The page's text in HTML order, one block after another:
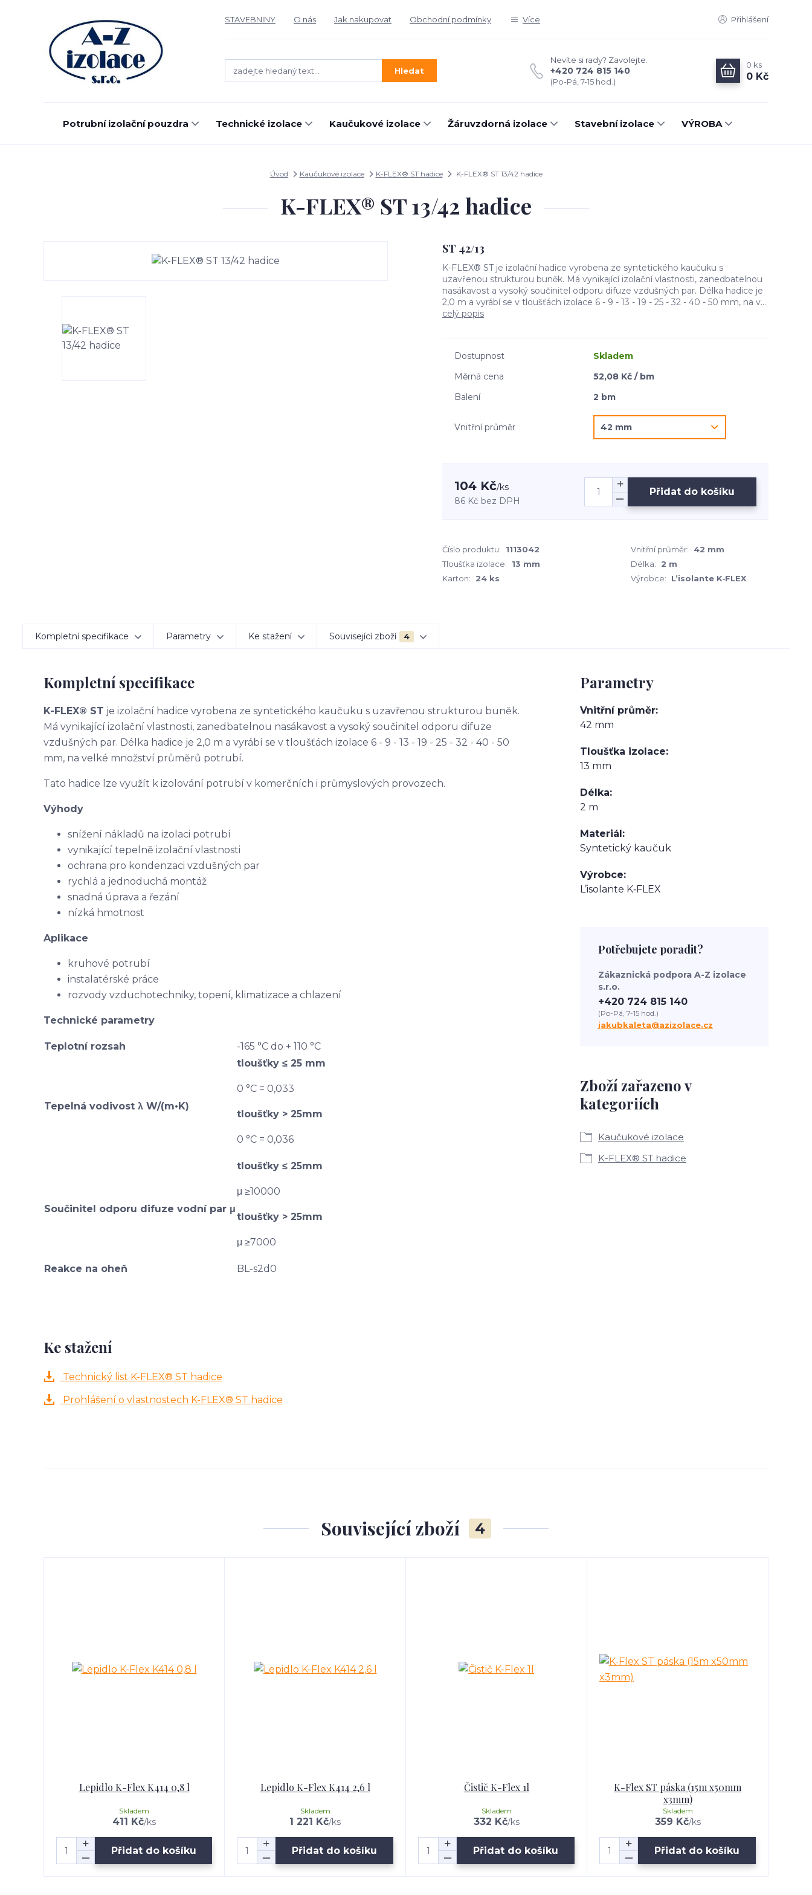
STAVEBNINY O nás Jak nakupovat Obchodní podmínky Více Přihlášení
Hledat
Nevíte si rady? Zavolejte.
+420 724 815 140
(Po-Pá, 7-15 hod.)
0 ks
0 Kč
Potrubní izolační pouzdra Technické izolace Kaučukové izolace Žáruvzdorná izolace Stavební izolace VÝROBA
Úvod Kaučukové izolace K-FLEX® ST hadice K-FLEX® ST 13/42 hadice
K-FLEX® ST 13/42 hadice
ST 42/13
K-FLEX® ST je izolační hadice vyrobena ze syntetického kaučuku s
uzavřenou strukturou buněk. Má vynikající izolační vlastnosti, zanedbatelnou
nasákavost a vysoký součinitel odporu difuze vzdušných par. Délka hadice je
2,0 m a vyrábí se v tloušťách izolace 6 - 9 - 13 - 19 - 25 - 32 - 40 - 50 mm, na v...
celý popis
Dostupnost
Skladem
Měrná cena
52,08 Kč / bm
Balení
2 bm
Vnitřní průměr
104 Kč/ks
86 Kč bez DPH
Přidat do košíku
Číslo produktu: 1113042 Vnitřní průměr:
42 mm
Tloušťka izolace:
13 mm Délka:
2 m
Karton:
24 ks Výrobce: L’isolante K‑FLEX
Kompletní specifikace Parametry Ke stažení Související zboží 4
Kompletní specifikace
K-FLEX® ST je izolační hadice vyrobena ze syntetického kaučuku s uzavřenou strukturou buněk.
Má vynikající izolační vlastnosti, zanedbatelnou nasákavost a vysoký součinitel odporu difuze
vzdušných par. Délka hadice je 2,0 m a vyrábí se v tloušťách izolace 6 - 9 - 13 - 19 - 25 - 32 - 40 - 50
mm, na velké množství průměrů potrubí.
Tato hadice lze využít k izolování potrubí v komerčních i průmyslových provozech.
Výhody
snížení nákladů na izolaci potrubí
vynikající tepelně izolační vlastnosti
ochrana pro kondenzaci vzdušných par
rychlá a jednoduchá montáž
snadná úprava a řezání
nízká hmotnost
Aplikace
kruhové potrubí
instalatérské práce
rozvody vzduchotechniky, topení, klimatizace a chlazení
Technické parametry
Teplotní rozsah -165 °C do + 110 °C
Tepelná vodivost λ W/(m•K)
tloušťky ≤ 25 mm
0 °C = 0,033
tloušťky > 25mm
0 °C = 0,036
Součinitel odporu difuze vodní par μ
tloušťky ≤ 25mm
μ ≥10000
tloušťky > 25mm
μ ≥7000
Reakce na oheň BL-s2d0
Parametry
Vnitřní průměr
42 mm
Tloušťka izolace
13 mm
Délka
2 m
Materiál
Syntetický kaučuk
Výrobce
L’isolante K‑FLEX
Zboží zařazeno v
kategoriích
Kaučukové izolace
K-FLEX® ST hadice
Potřebujete poradit?
Zákaznická podpora A-Z izolace
s.r.o.
+420 724 815 140
(Po-Pá, 7-15 hod.)
jakubkaleta@azizolace.cz
Ke stažení
Technický list K-FLEX® ST hadice
Prohlášení o vlastnostech K-FLEX® ST hadice
Související zboží 4
Lepidlo K-Flex K414 0,8 l
411 Kč/ks
Skladem
Přidat do košíku
Lepidlo K-Flex K414 2,6 l
1 221 Kč/ks
Skladem
Přidat do košíku
Čistič K-Flex 1l
332 Kč/ks
Skladem
Přidat do košíku
K-Flex ST páska (15m x50mm
x3mm)
359 Kč/ks
Skladem
Přidat do košíku